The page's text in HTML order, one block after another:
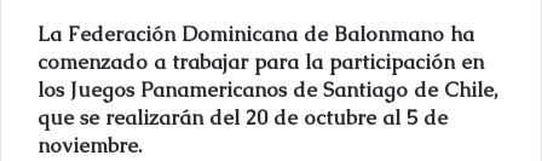
r
u
n
c
La Federación Dominicana de Balonmano ha
comenzado a trabajar para la participación en
los Juegos Panamericanos de Santiago de Chile,
que se realizarán del 20 de octubre al 5 de
noviembre.